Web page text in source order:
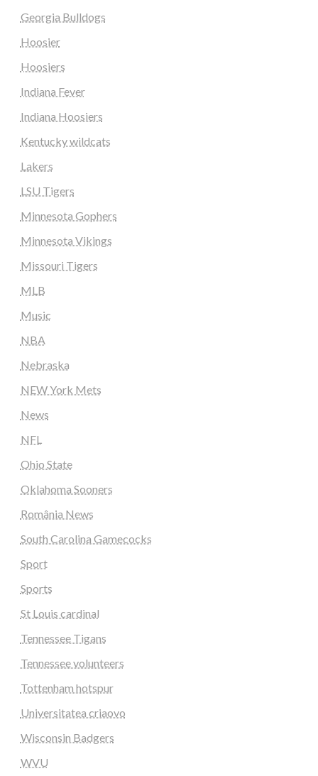
Georgia Bulldogs
Hoosier
Hoosiers
Indiana Fever
Indiana Hoosiers
Kentucky wildcats
Lakers
LSU Tigers
Minnesota Gophers
Minnesota Vikings
Missouri Tigers
MLB
Music
NBA
Nebraska
NEW York Mets
News
NFL
Ohio State
Oklahoma Sooners
România News
South Carolina Gamecocks
Sport
Sports
St Louis cardinal
Tennessee Tigans
Tennessee volunteers
Tottenham hotspur
Universitatea criaovo
Wisconsin Badgers
WVU